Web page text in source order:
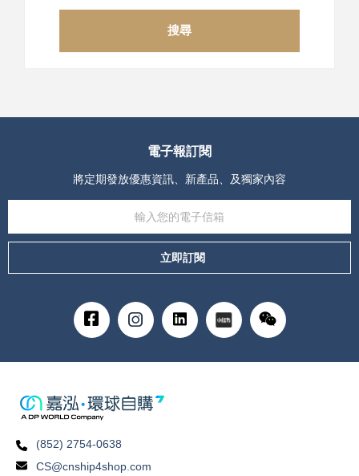
搜尋
電子報訂閱
將定期發放優惠資訊、新產品、及獨家內容
立即訂閱
(852) 2754-0638
CS@cnship4shop.com